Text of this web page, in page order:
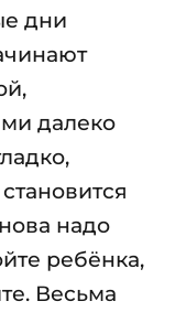
дни
далеко
надо
ребёнка,
Весьма